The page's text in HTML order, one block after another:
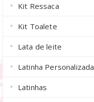
Kit Ressaca
Kit Toalete
Lata de leite
Latinha Personalizada
Latinhas